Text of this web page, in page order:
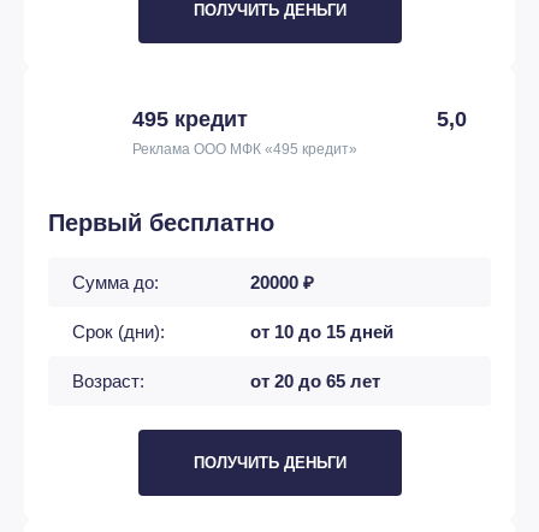
ПОЛУЧИТЬ ДЕНЬГИ
495 кредит 5,0
Реклама ООО МФК «495 кредит»
Первый бесплатно
Сумма до: 20000 ₽
Срок (дни): от 10 до 15 дней
Возраст: от 20 до 65 лет
ПОЛУЧИТЬ ДЕНЬГИ